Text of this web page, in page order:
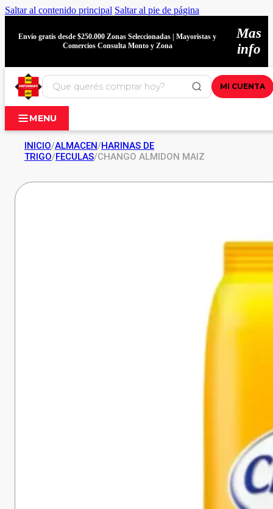
Saltar al contenido principal Saltar al pie de página
Envío gratis desde $250.000 Zonas Seleccionadas | Mayoristas y
Comercios Consulta Monto y Zona
Mas
info
MI CUENTA
MENU
INICIO/ALMACEN/HARINAS DE
TRIGO/FECULAS/CHANGO ALMIDON MAIZ